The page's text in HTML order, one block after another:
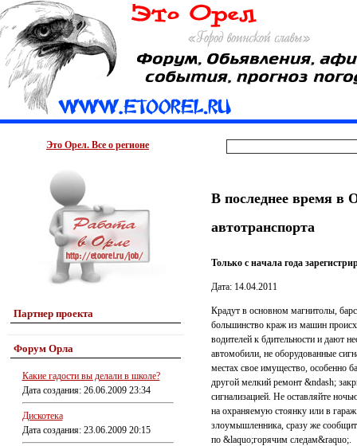
Это Орел. Все о регионе
Партнер проекта
Форум Орла
Какие гадости вы делали в школе?
Дата создания: 26.06.2009 23:34
Дискотека
Дата создания: 23.06.2009 20:15
В последнее время в
автотранспорта
Только с начала года
Дата: 14.04.2011
Крадут в основном магнитолы,
большинство краж из машин
водителей к бдительности и дают
автомобили, не оборудованные
местах свое имущество, особенно
другой мелкий ремонт &ndash;
сигнализацией. Не оставляйте
на охраняемую стоянку или в
злоумышленника, сразу же
по &laquo;горячим следам&raquo;.